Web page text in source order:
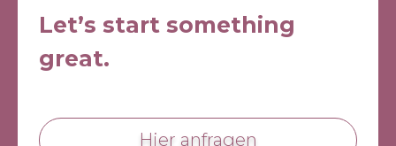
Let’s start something
great.
Hier anfragen